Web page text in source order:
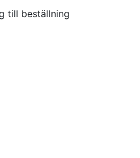
till beställning